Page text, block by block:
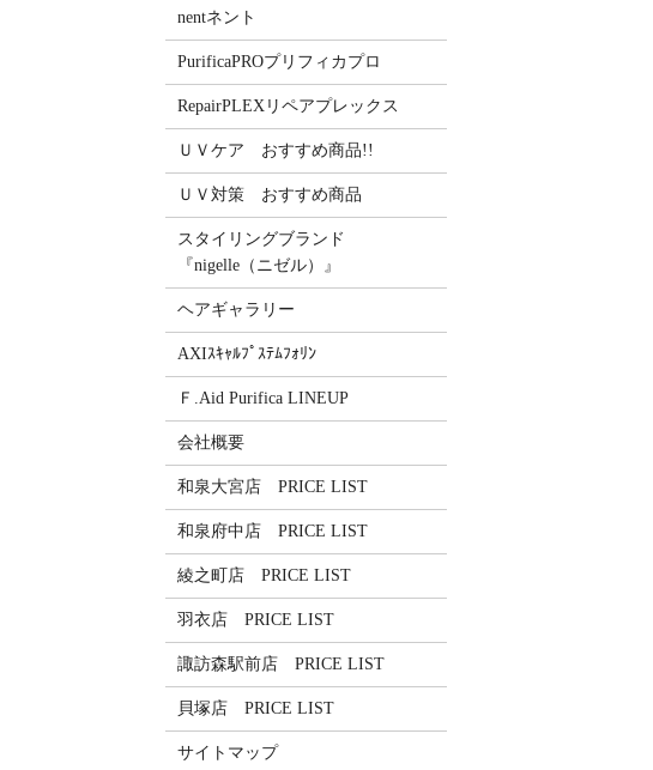
nentネント
PurificaPROプリフィカプロ
RepairPLEXリペアプレックス
ＵＶケア おすすめ商品!!
ＵＶ対策 おすすめ商品
スタイリングブランド
『nigelle（ニゼル）』
ヘアギャラリー
AXIｽｷｬﾙﾌﾟｽﾃﾑﾌｫﾘﾝ
Ｆ.Aid Purifica LINEUP
会社概要
和泉大宮店 PRICE LIST
和泉府中店 PRICE LIST
綾之町店 PRICE LIST
羽衣店 PRICE LIST
諏訪森駅前店 PRICE LIST
貝塚店 PRICE LIST
サイトマップ